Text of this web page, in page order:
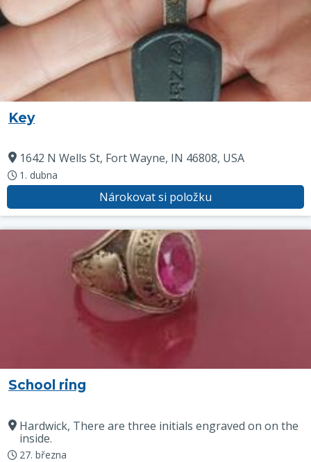
Key
1642 N Wells St, Fort Wayne, IN 46808, USA
1. dubna
Nárokovat si položku
School ring
Hardwick, There are three initials engraved on on the
inside.
27. března